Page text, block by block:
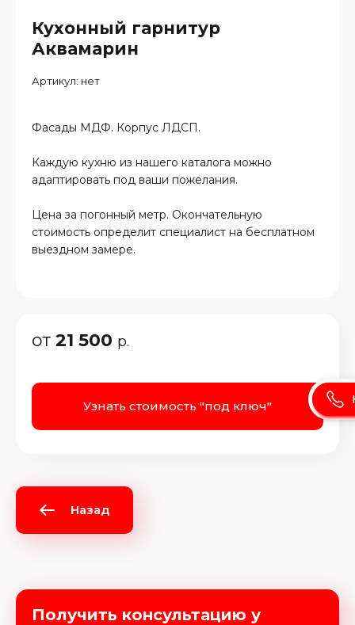
Кухонный гарнитур
Аквамарин
Артикул: нет
Фасады МДФ. Корпус ЛДСП.
Каждую кухню из нашего каталога можно
адаптировать под ваши пожелания.
Цена за погонный метр. Окончательную
стоимость определит специалист на бесплатном
выездном замере.
от 21 500 р.
Узнать стоимость "под ключ"
Назад
Получить консультацию у